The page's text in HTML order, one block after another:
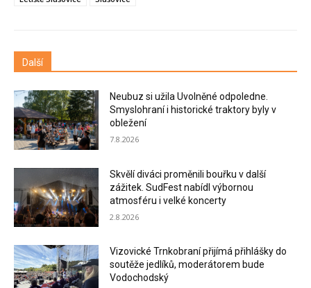
Další
Neubuz si užila Uvolněné odpoledne.
Smyslohraní i historické traktory byly v
obležení
7.8.2026
Skvělí diváci proměnili bouřku v další
zážitek. SudFest nabídl výbornou
atmosféru i velké koncerty
2.8.2026
Vizovické Trnkobraní přijímá přihlášky do
soutěže jedlíků, moderátorem bude
Vodochodský